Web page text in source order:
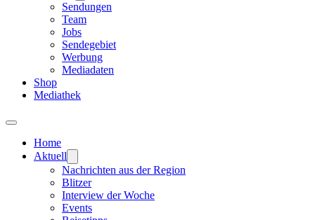
Sendungen
Team
Jobs
Sendegebiet
Werbung
Mediadaten
Shop
Mediathek
Home
Aktuell
Nachrichten aus der Region
Blitzer
Interview der Woche
Events